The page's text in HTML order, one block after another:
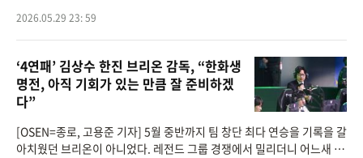
은 31일 오전 1시(
2026.05.29 23: 59
‘4연패’ 김상수 한진 브리온 감독, “한화생
명전, 아직 기회가 있는 만큼 잘 준비하겠
다”
[OSEN=종로, 고용준 기자] 5월 중반까지 팀 창단 최다 연승을 기록을 갈
아치웠던 브리온이 아니었다. 레전드 그룹 경쟁에서 밀리더니 어느새 4